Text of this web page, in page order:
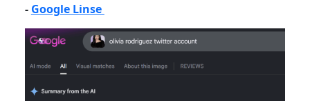
- Google Linse